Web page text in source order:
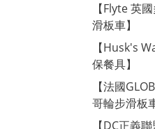
【Flyte 英
滑板車】
【Husk's
保餐具】
【法國
哥輪步滑板
【DC正義